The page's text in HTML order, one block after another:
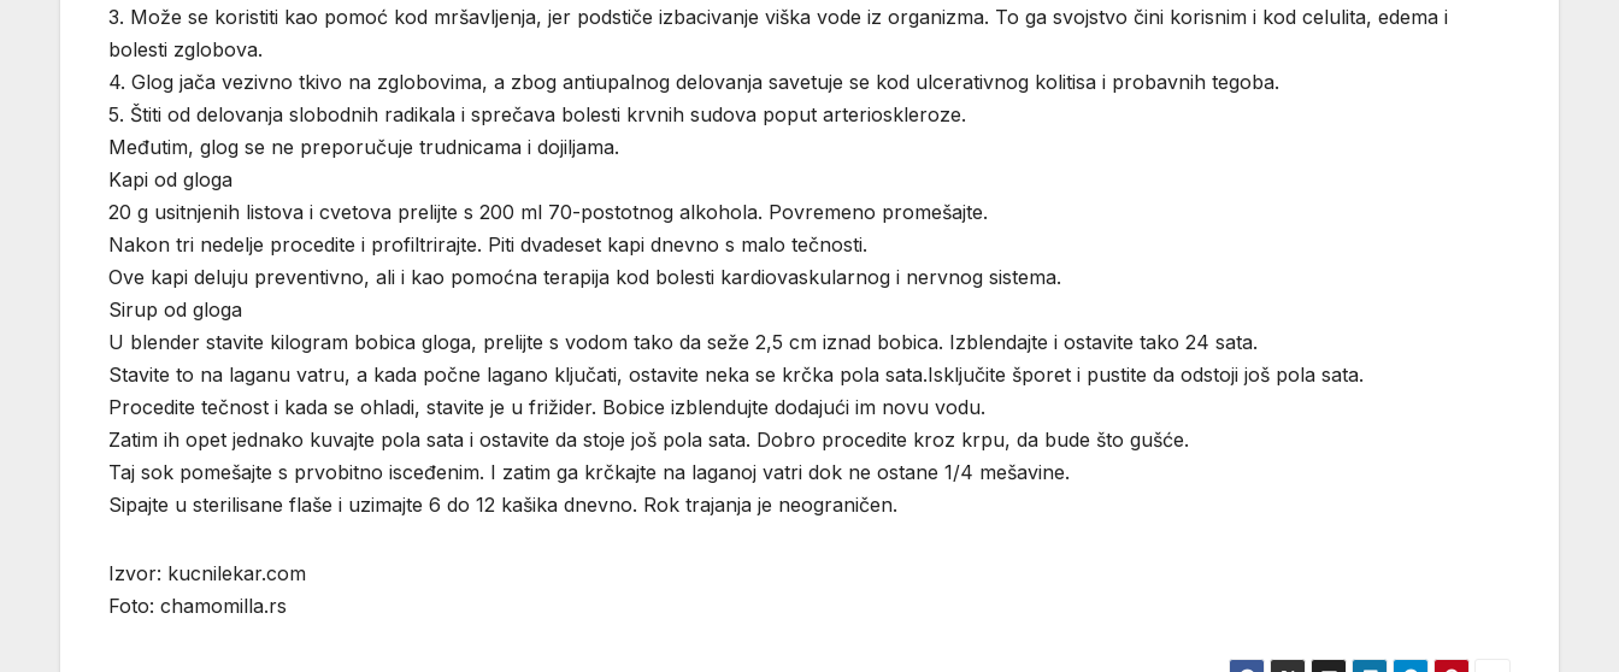
3. Može se koristiti kao pomoć kod mršavljenja, jer podstiče izbacivanje viška vode iz organizma. To ga svojstvo čini korisnim i kod celulita, edema i
bolesti zglobova.
4. Glog jača vezivno tkivo na zglobovima, a zbog antiupalnog delovanja savetuje se kod ulcerativnog kolitisa i probavnih tegoba.
5. Štiti od delovanja slobodnih radikala i sprečava bolesti krvnih sudova poput arterioskleroze.
Međutim, glog se ne preporučuje trudnicama i dojiljama.
Kapi od gloga
20 g usitnjenih listova i cvetova prelijte s 200 ml 70-postotnog alkohola. Povremeno promešajte.
Nakon tri nedelje procedite i profiltrirajte. Piti dvadeset kapi dnevno s malo tečnosti.
Ove kapi deluju preventivno, ali i kao pomoćna terapija kod bolesti kardiovaskularnog i nervnog sistema.
Sirup od gloga
U blender stavite kilogram bobica gloga, prelijte s vodom tako da seže 2,5 cm iznad bobica. Izblendajte i ostavite tako 24 sata.
Stavite to na laganu vatru, a kada počne lagano ključati, ostavite neka se krčka pola sata.Isključite šporet i pustite da odstoji još pola sata.
Procedite tečnost i kada se ohladi, stavite je u frižider. Bobice izblendujte dodajući im novu vodu.
Zatim ih opet jednako kuvajte pola sata i ostavite da stoje još pola sata. Dobro procedite kroz krpu, da bude što gušće.
Taj sok pomešajte s prvobitno isceđenim. I zatim ga krčkajte na laganoj vatri dok ne ostane 1/4 mešavine.
Sipajte u sterilisane flaše i uzimajte 6 do 12 kašika dnevno. Rok trajanja je neograničen.
Izvor: kucnilekar.com
Foto: chamomilla.rs